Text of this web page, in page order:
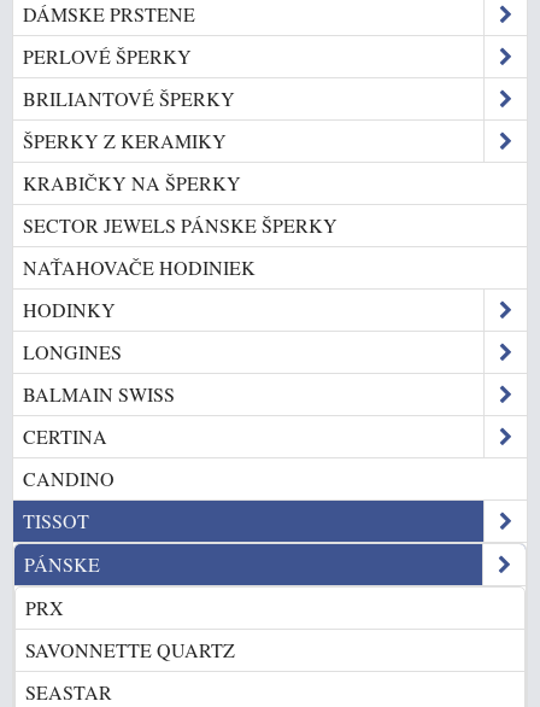
DÁMSKE PRSTENE
PERLOVÉ ŠPERKY
BRILIANTOVÉ ŠPERKY
ŠPERKY Z KERAMIKY
KRABIČKY NA ŠPERKY
SECTOR JEWELS PÁNSKE ŠPERKY
NAŤAHOVAČE HODINIEK
HODINKY
LONGINES
BALMAIN SWISS
CERTINA
CANDINO
TISSOT
PÁNSKE
PRX
SAVONNETTE QUARTZ
SEASTAR